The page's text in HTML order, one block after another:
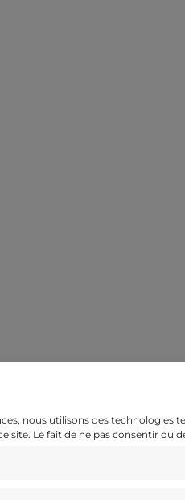
nous utilisons des
site. Le fait de ne pas consentir